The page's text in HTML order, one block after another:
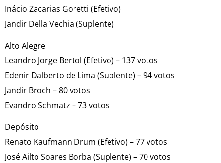
Inácio Zacarias Goretti (Efetivo)
Jandir Della Vechia (Suplente)
Alto Alegre
Leandro Jorge Bertol (Efetivo) – 137 votos
Edenir Dalberto de Lima (Suplente) – 94 votos
Jandir Broch – 80 votos
Evandro Schmatz – 73 votos
Depósito
Renato Kaufmann Drum (Efetivo) – 77 votos
José Ailto Soares Borba (Suplente) – 70 votos